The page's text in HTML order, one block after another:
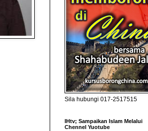
Sila hubungi 017-2517515
IHtv; Sampaikan Islam Melalui
Chennel Yuotube